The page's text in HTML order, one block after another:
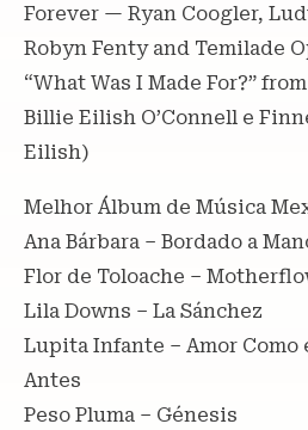
Forever — Ryan Coogler,
Robyn Fenty and Temilade
“What Was I Made For?”
Billie Eilish O’Connell e
Eilish)
Melhor Álbum de Música
Ana Bárbara – Bordado a
Flor de Toloache –
Lila Downs – La Sánchez
Lupita Infante – Amor Como
Antes
Peso Pluma – Génesis